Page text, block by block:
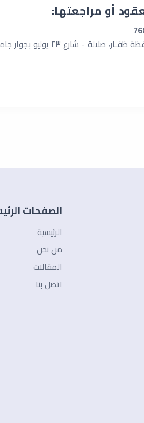
أو مراجعتها:
يوليو بجوار جامع السلطان قابوس بصلالة
الصفحات
الرئيسية
من نحن
المقالات
اتصل بنا